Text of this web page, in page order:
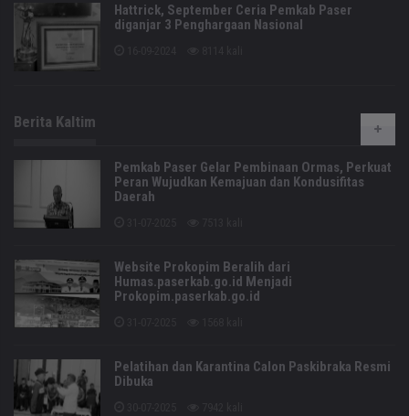
Hattrick, September Ceria Pemkab Paser
diganjar 3 Penghargaan Nasional
Berita Kaltim
Pemkab Paser Gelar Pembinaan Ormas, Perkuat
Peran Wujudkan Kemajuan dan Kondusifitas
Daerah
Website Prokopim Beralih dari
Humas.paserkab.go.id Menjadi
Prokopim.paserkab.go.id
Pelatihan dan Karantina Calon Paskibraka Resmi
Dibuka